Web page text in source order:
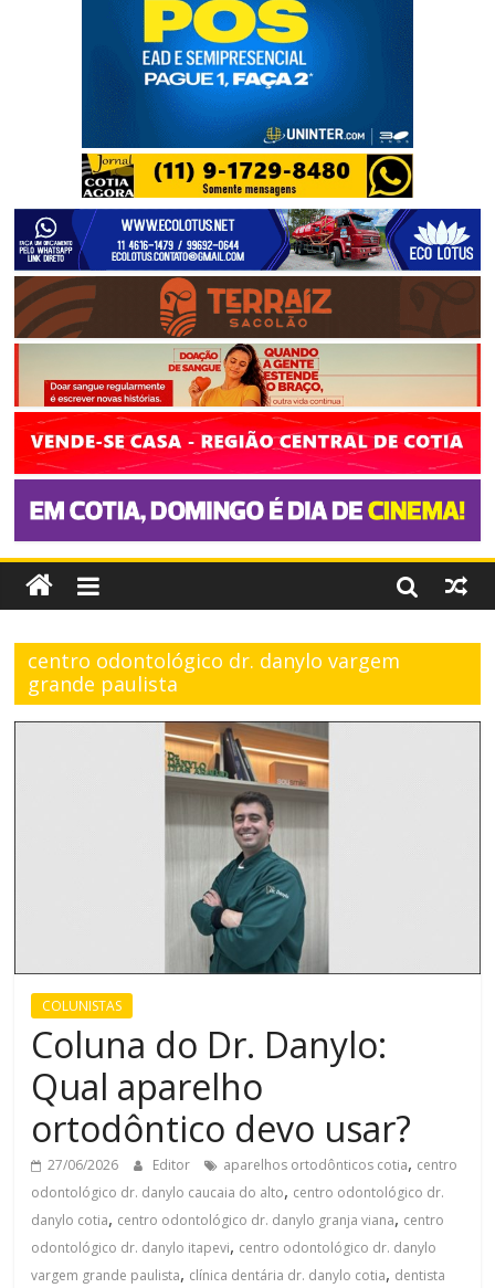
centro odontológico dr. danylo vargem
grande paulista
COLUNISTAS
Coluna do Dr. Danylo:
Qual aparelho
ortodôntico devo usar?
27/06/2026 Editor aparelhos ortodônticos cotia, centro
odontológico dr. danylo caucaia do alto, centro odontológico dr.
danylo cotia, centro odontológico dr. danylo granja viana, centro
odontológico dr. danylo itapevi, centro odontológico dr. danylo
vargem grande paulista, clínica dentária dr. danylo cotia, dentista